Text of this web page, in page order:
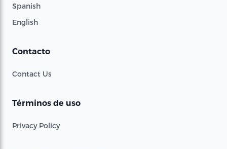
Spanish
English
Contacto
Contact Us
Términos de uso
Privacy Policy